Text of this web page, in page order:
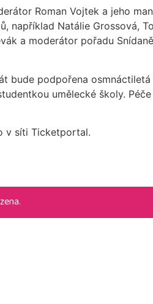
Roman Vojtek a jeho
například Natálie Grossová,
a moderátor pořadu
bude podpořena osmnáctiletá
umělecké školy.
v síti Ticketportal.